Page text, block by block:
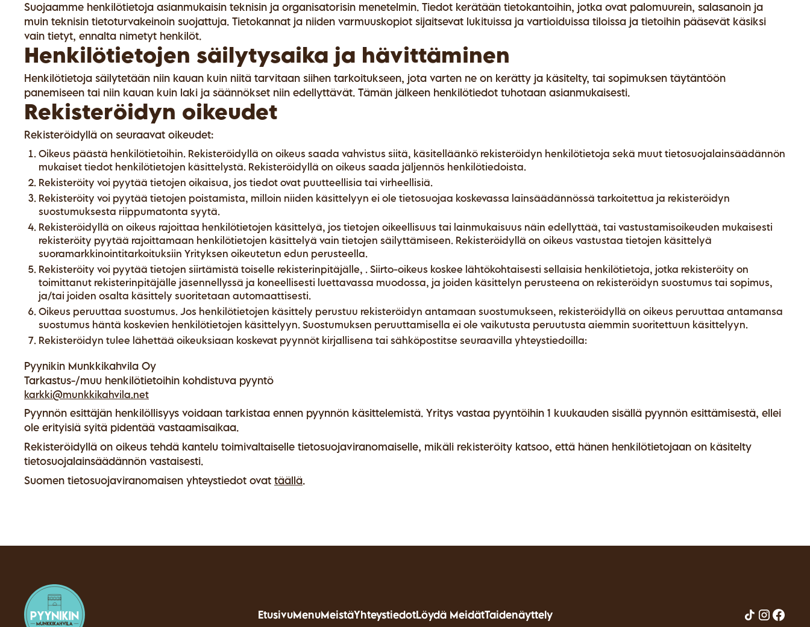
Suojaamme henkilötietoja asianmukaisin teknisin ja organisatorisin menetelmin. Tiedot kerätään tietokantoihin, jotka ovat palomuurein, salasanoin ja
muin teknisin tietoturvakeinoin suojattuja. Tietokannat ja niiden varmuuskopiot sijaitsevat lukituissa ja vartioiduissa tiloissa ja tietoihin pääsevät käsiksi
vain tietyt, ennalta nimetyt henkilöt.
Henkilötietojen säilytysaika ja hävittäminen
Henkilötietoja säilytetään niin kauan kuin niitä tarvitaan siihen tarkoitukseen, jota varten ne on kerätty ja käsitelty, tai sopimuksen täytäntöön
panemiseen tai niin kauan kuin laki ja säännökset niin edellyttävät. Tämän jälkeen henkilötiedot tuhotaan asianmukaisesti.
Rekisteröidyn oikeudet
Rekisteröidyllä on seuraavat oikeudet:
Oikeus päästä henkilötietoihin. Rekisteröidyllä on oikeus saada vahvistus siitä, käsitelläänkö rekisteröidyn henkilötietoja sekä muut tietosuojalainsäädännön
mukaiset tiedot henkilötietojen käsittelystä. Rekisteröidyllä on oikeus saada jäljennös henkilötiedoista.
Rekisteröity voi pyytää tietojen oikaisua, jos tiedot ovat puutteellisia tai virheellisiä.
Rekisteröity voi pyytää tietojen poistamista, milloin niiden käsittelyyn ei ole tietosuojaa koskevassa lainsäädännössä tarkoitettua ja rekisteröidyn
suostumuksesta riippumatonta syytä.
Rekisteröidyllä on oikeus rajoittaa henkilötietojen käsittelyä, jos tietojen oikeellisuus tai lainmukaisuus näin edellyttää, tai vastustamisoikeuden mukaisesti
rekisteröity pyytää rajoittamaan henkilötietojen käsittelyä vain tietojen säilyttämiseen. Rekisteröidyllä on oikeus vastustaa tietojen käsittelyä
suoramarkkinointitarkoituksiin Yrityksen oikeutetun edun perusteella.
Rekisteröity voi pyytää tietojen siirtämistä toiselle rekisterinpitäjälle, . Siirto-oikeus koskee lähtökohtaisesti sellaisia henkilötietoja, jotka rekisteröity on
toimittanut rekisterinpitäjälle jäsennellyssä ja koneellisesti luettavassa muodossa, ja joiden käsittelyn perusteena on rekisteröidyn suostumus tai sopimus,
ja/tai joiden osalta käsittely suoritetaan automaattisesti.
Oikeus peruuttaa suostumus. Jos henkilötietojen käsittely perustuu rekisteröidyn antamaan suostumukseen, rekisteröidyllä on oikeus peruuttaa antamansa
suostumus häntä koskevien henkilötietojen käsittelyyn. Suostumuksen peruuttamisella ei ole vaikutusta peruutusta aiemmin suoritettuun käsittelyyn.
Rekisteröidyn tulee lähettää oikeuksiaan koskevat pyynnöt kirjallisena tai sähköpostitse seuraavilla yhteystiedoilla:
Pyynikin Munkkikahvila Oy
Tarkastus-/muu henkilötietoihin kohdistuva pyyntö
karkki@munkkikahvila.net
Pyynnön esittäjän henkilöllisyys voidaan tarkistaa ennen pyynnön käsittelemistä. Yritys vastaa pyyntöihin 1 kuukauden sisällä pyynnön esittämisestä, ellei
ole erityisiä syitä pidentää vastaamisaikaa.
Rekisteröidyllä on oikeus tehdä kantelu toimivaltaiselle tietosuojaviranomaiselle, mikäli rekisteröity katsoo, että hänen henkilötietojaan on käsitelty
tietosuojalainsäädännön vastaisesti.
Suomen tietosuojaviranomaisen yhteystiedot ovat täällä.
EtusivuMenuMeistäYhteystiedotLöydä MeidätTaidenäyttely